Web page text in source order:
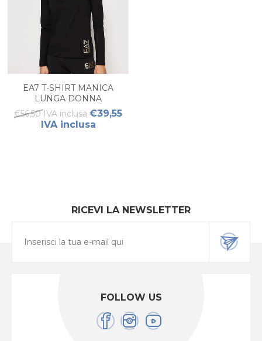
EA7 T-SHIRT MANICA
LUNGA DONNA
€56,50 IVA inclusa €39,55
IVA inclusa
RICEVI LA NEWSLETTER
FOLLOW US